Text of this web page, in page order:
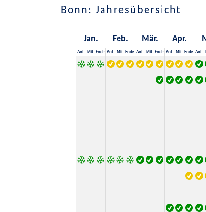
Bonn: Jahresübersicht
Jan. Feb. Mär. Apr.
Anf. Mit. Ende Anf. Mit. Ende Anf. Mit. Ende Anf. Mit. Ende Anf.